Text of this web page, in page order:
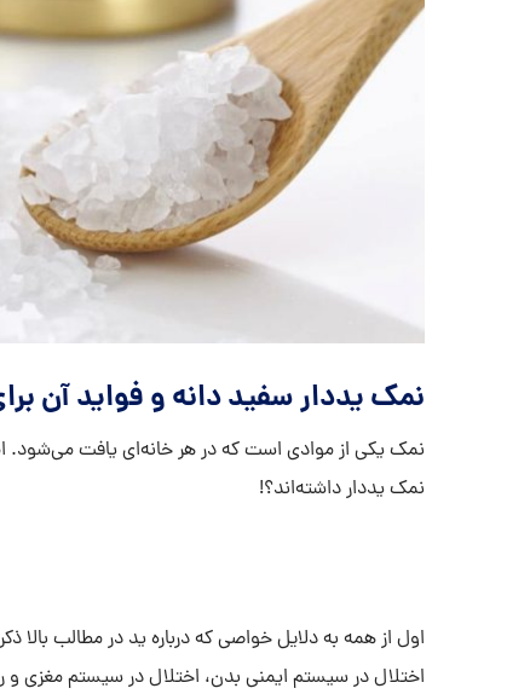
نمک یددار سفید دانه و فواید آن
نمک یکی از موادی است که در هر خانه‌ای یافت می‌شود.
نمک یددار داشته‌اند؟!
اول از همه به دلایل خواصی که درباره ید در مطالب بالا
اختلال در سیستم ایمنی بدن، اختلال در سیستم مغزی